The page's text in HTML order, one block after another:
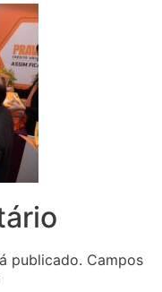
publicado. Campos